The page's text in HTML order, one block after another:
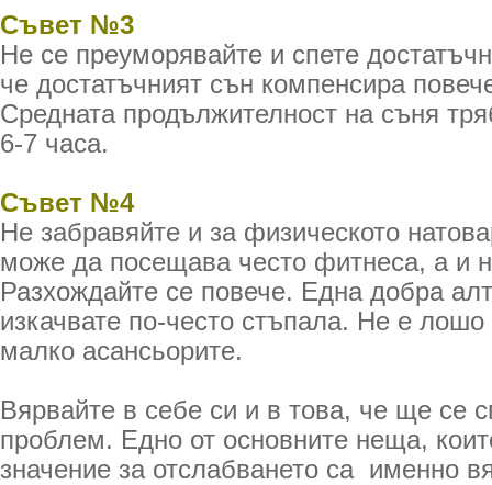
Съвет №3
Не се преуморявайте и спете
че достатъчният сън компенсира
Средната продължителност на съня
6-7 часа.
Съвет №4
Не забравяйте и за физическото
може да посещава често фитнеса, а и
Разхождайте се повече. Една добра
изкачвате по-често стъпала. Не е лошо
малко асансьорите.
Вярвайте в себе си и в това, че ще се
проблем. Едно от основните неща,
значение за отслабването са именно